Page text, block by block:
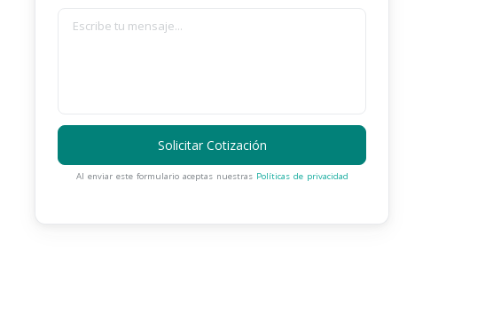
Al enviar este formulario aceptas nuestras Políticas de privacidad
Solicitar Cotización